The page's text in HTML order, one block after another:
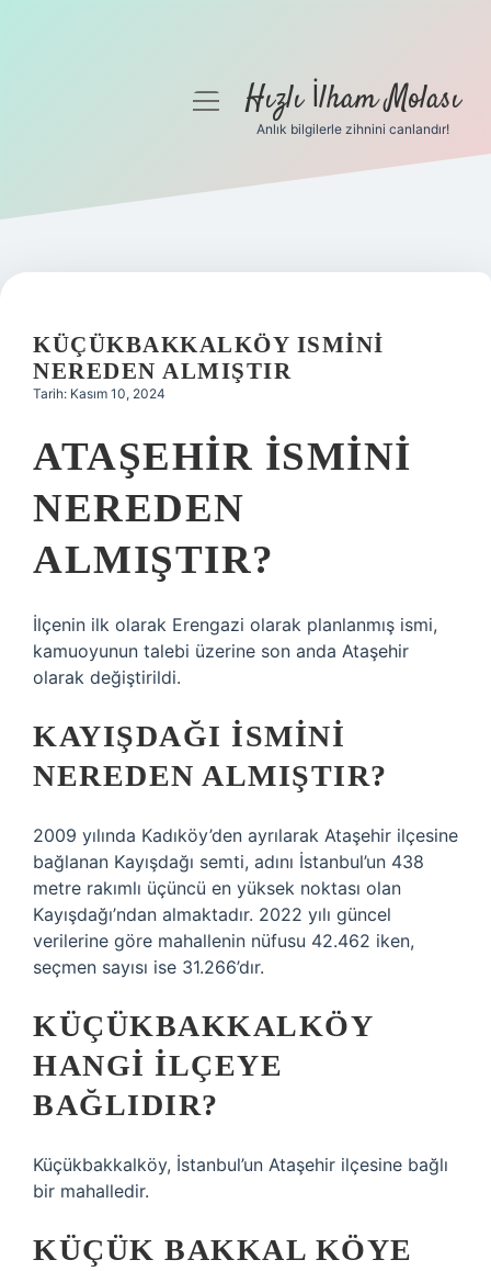
Gizlilik Politikası
Yasal Uyarı
menüyüHızlı İlham Molası
Anlık bilgilerle zihnini canlandır!
KÜÇÜKBAKKALKÖY ISMINI
NEREDEN ALMIŞTIR
Tarih: Kasım 10, 2024
ATAŞEHIR ISMINI
NEREDEN
ALMIŞTIR?
İlçenin ilk olarak Erengazi olarak planlanmış ismi,
kamuoyunun talebi üzerine son anda Ataşehir
olarak değiştirildi.
KAYIŞDAĞI ISMINI
NEREDEN ALMIŞTIR?
2009 yılında Kadıköy’den ayrılarak Ataşehir ilçesine
bağlanan Kayışdağı semti, adını İstanbul’un 438
metre rakımlı üçüncü en yüksek noktası olan
Kayışdağı’ndan almaktadır. 2022 yılı güncel
verilerine göre mahallenin nüfusu 42.462 iken,
seçmen sayısı ise 31.266’dır.
KÜÇÜKBAKKALKÖY
HANGI ILÇEYE
BAĞLIDIR?
Küçükbakkalköy, İstanbul’un Ataşehir ilçesine bağlı
bir mahalledir.
KÜÇÜK BAKKAL KÖYE